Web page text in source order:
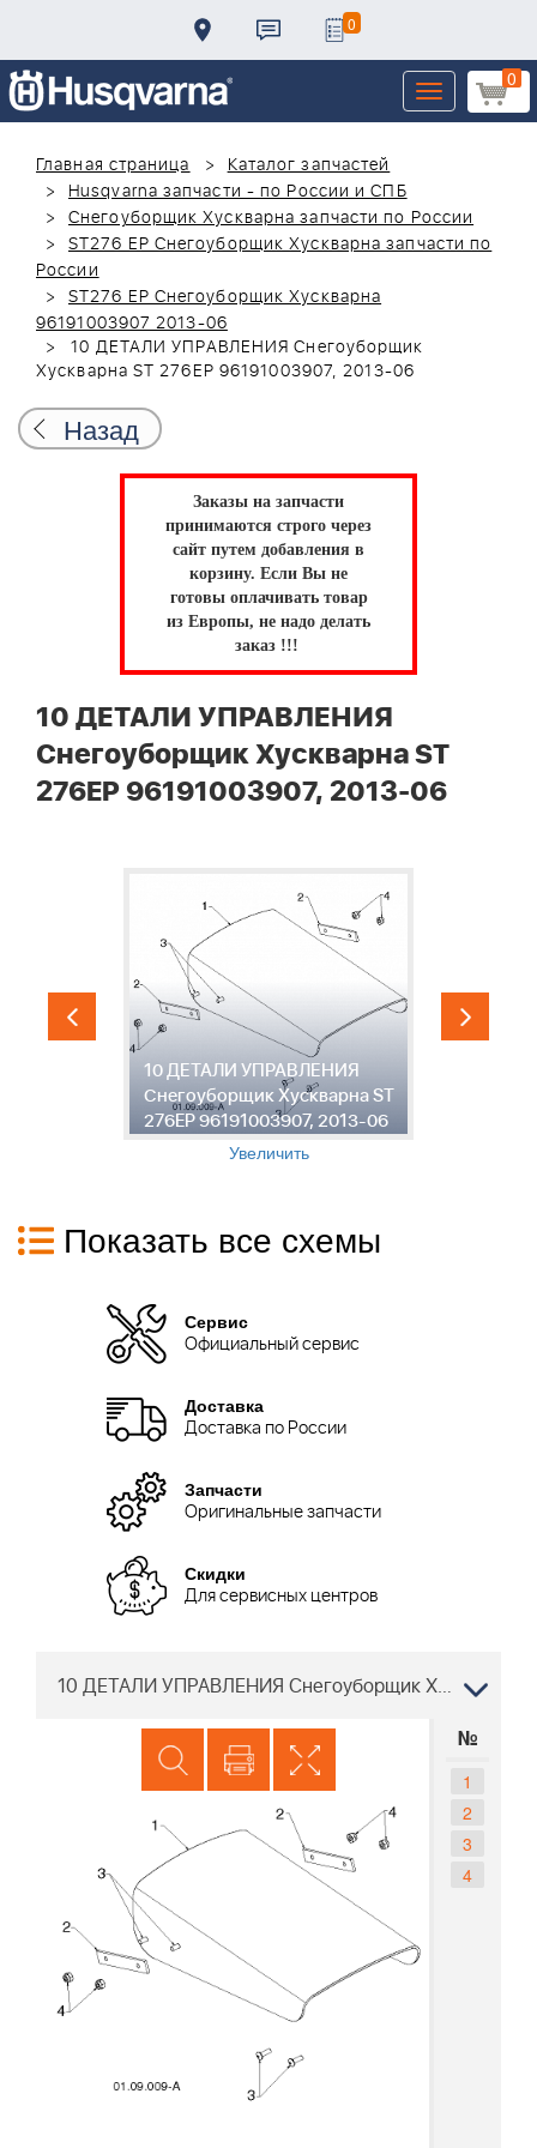
0
0
Toggle
navigation
Главная страница
Каталог запчастей
Husqvarna запчасти - по России и СПБ
Снегоуборщик Хускварна запчасти по России
ST276 EP Снегоуборщик Хускварна запчасти по
России
ST276 EP Снегоуборщик Хускварна
96191003907 2013-06
10 ДЕТАЛИ УПРАВЛЕНИЯ Снегоуборщик
Хускварна ST 276EP 96191003907, 2013-06
Назад
Заказы на запчасти
принимаются строго через
сайт путем добавления в
корзину. Если Вы не
готовы оплачивать товар
из Европы, не надо делать
заказ !!!
10 ДЕТАЛИ УПРАВЛЕНИЯ
Снегоуборщик Хускварна ST
276EP 96191003907, 2013-06
10 ДЕТАЛИ УПРАВЛЕНИЯ
Снегоуборщик Хускварна ST
276EP 96191003907, 2013-06
Увеличить
Показать все схемы
Сервис
Официальный сервис
Доставка
Доставка по России
Запчасти
Оригинальные запчасти
Скидки
Для сервисных центров
10 ДЕТАЛИ УПРАВЛЕНИЯ Снегоуборщик Хускварна ST 276EP 96191003907, 2013-06
№
1
2
3
4